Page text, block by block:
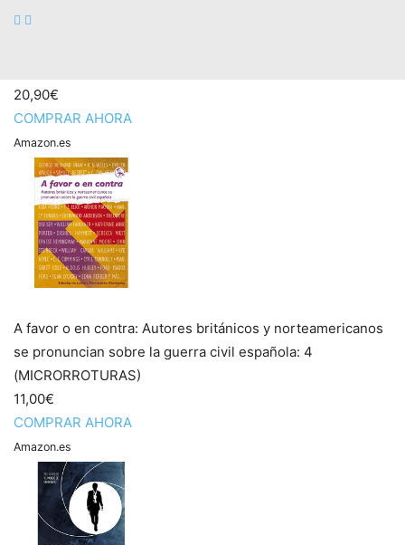
A favor y en contra: El libro del debate (Educación y
20,90€
COMPRAR AHORA
Amazon.es
A favor o en contra: Autores británicos y norteamericanos
se pronuncian sobre la guerra civil española: 4
(MICRORROTURAS)
11,00€
COMPRAR AHORA
Amazon.es